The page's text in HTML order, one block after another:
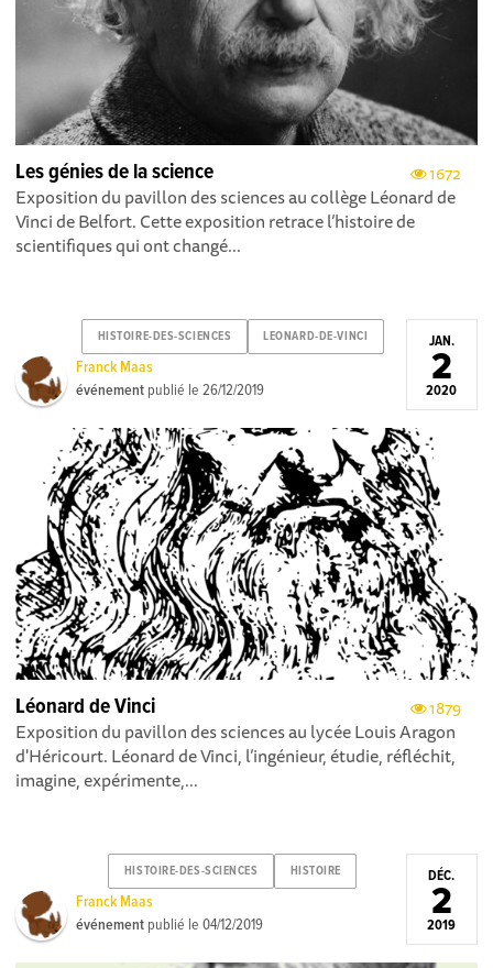
1672
Les génies de la science
Exposition du pavillon des sciences au collège Léonard de
Vinci de Belfort. Cette exposition retrace l’histoire de
scientifiques qui ont changé...
HISTOIRE-DES-SCIENCES LEONARD-DE-VINCI
Franck Maas
événement publié le26/12/2019
JAN.
2
2020
1879
Léonard de Vinci
Exposition du pavillon des sciences au lycée Louis Aragon
d'Héricourt. Léonard de Vinci, l’ingénieur, étudie, réfléchit,
imagine, expérimente,...
HISTOIRE-DES-SCIENCES HISTOIRE
Franck Maas
événement publié le04/12/2019
DÉC.
2
2019